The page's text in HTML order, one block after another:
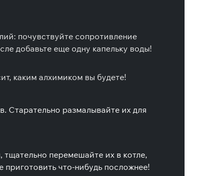
почувствуйте сопротивление
добавьте еще одну капельку воды!
каким алхимиком вы будете!
Старательно размалывайте их для
перемешайте их в котле,
приготовить что-нибудь посложнее!